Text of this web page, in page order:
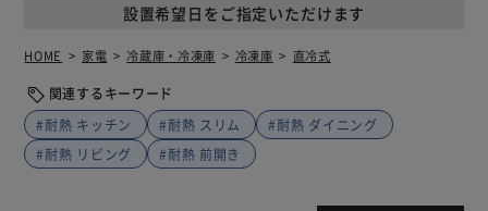
設置希望日をご指定いただけます
HOME 家電 冷蔵庫・冷凍庫 冷凍庫 直冷式
関連するキーワード
#耐熱 キッチン
#耐熱 スリム
#耐熱 ダイニング
#耐熱 リビング
#耐熱 前開き